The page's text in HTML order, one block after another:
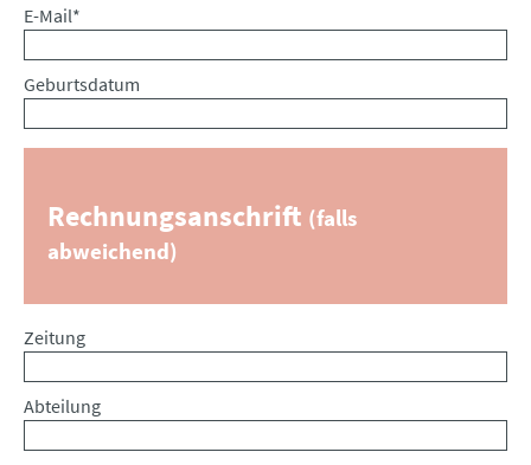
Pflichtfeld
E-Mail*
Geburtsdatum
Rechnungsanschrift (falls
abweichend)
Zeitung
Abteilung